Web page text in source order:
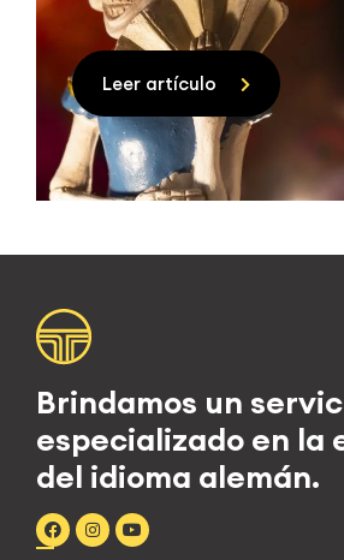
Leer artículo
Brindamos un
especializado en la
del idioma alemán.